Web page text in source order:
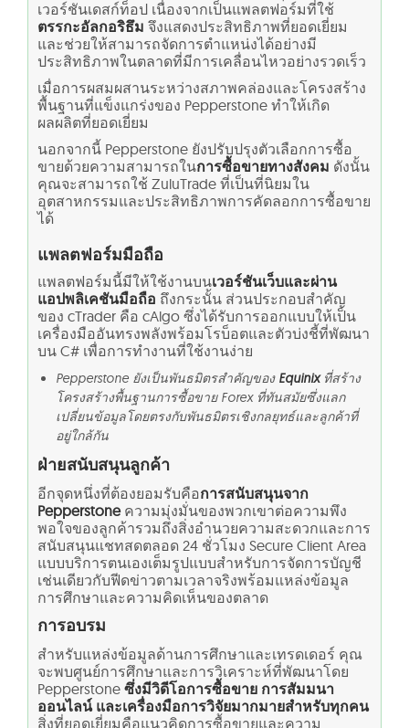
เวอร์ชันเดสก์ท็อป เนื่องจากเป็นแพลตฟอร์มที่ใช้
ตรรกะอัลกอริธึม จึงแสดงประสิทธิภาพที่ยอดเยี่ยม
และช่วยให้สามารถจัดการตำแหน่งได้อย่างมี
ประสิทธิภาพในตลาดที่มีการเคลื่อนไหวอย่างรวดเร็ว
เมื่อการผสมผสานระหว่างสภาพคล่องและโครงสร้าง
พื้นฐานที่แข็งแกร่งของ Pepperstone ทำให้เกิด
ผลผลิตที่ยอดเยี่ยม
นอกจากนี้ Pepperstone ยังปรับปรุงตัวเลือกการซื้อ
ขายด้วยความสามารถในการซื้อขายทางสังคม ดังนั้น
คุณจะสามารถใช้ ZuluTrade ที่เป็นที่นิยมใน
อุตสาหกรรมและประสิทธิภาพการคัดลอกการซื้อขาย
ได้
แพลตฟอร์มมือถือ
แพลตฟอร์มนี้มีให้ใช้งานบนเวอร์ชันเว็บและผ่าน
แอปพลิเคชันมือถือ ถึงกระนั้น ส่วนประกอบสำคัญ
ของ cTrader คือ cAlgo ซึ่งได้รับการออกแบบให้เป็น
เครื่องมืออันทรงพลังพร้อมโรบ็อตและตัวบ่งชี้ที่พัฒนา
บน C# เพื่อการทำงานที่ใช้งานง่าย
Pepperstone ยังเป็นพันธมิตรสำคัญของ Equinixที่สร้าง
โครงสร้างพื้นฐานการซื้อขาย Forex ที่ทันสมัยซึ่งแลก
เปลี่ยนข้อมูลโดยตรงกับพันธมิตรเชิงกลยุทธ์และลูกค้าที่
อยู่ใกล้กัน
ฝ่ายสนับสนุนลูกค้า
อีกจุดหนึ่งที่ต้องยอมรับคือการสนับสนุนจาก
Pepperstoneความมุ่งมั่นของพวกเขาต่อความพึง
พอใจของลูกค้ารวมถึงสิ่งอำนวยความสะดวกและการ
สนับสนุนแชทสดตลอด 24 ชั่วโมง Secure Client Area
แบบบริการตนเองเต็มรูปแบบสำหรับการจัดการบัญชี
เช่นเดียวกับฟีดข่าวตามเวลาจริงพร้อมแหล่งข้อมูล
การศึกษาและความคิดเห็นของตลาด
การอบรม
สำหรับแหล่งข้อมูลด้านการศึกษาและเทรดเดอร์ คุณ
จะพบศูนย์การศึกษาและการวิเคราะห์ที่พัฒนาโดย
Pepperstone ซึ่งมีวิดีโอการซื้อขาย การสัมมนา
ออนไลน์ และเครื่องมือการวิจัยมากมายสำหรับทุกคน
สิ่งที่ยอดเยี่ยมคือแนวคิดการซื้อขายและความ